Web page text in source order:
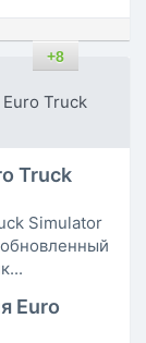
+8
Truck
Truck
Simulator
Euro